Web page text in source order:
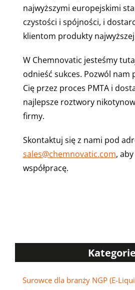
najwyższymi europejskimi
czystości i spójności, i
klientom produkty
W Chemnovatic jesteśmy
odnieść sukces. Pozwól nam
Cię przez proces PMTA i
najlepsze roztwory
firmy.
Skontaktuj się z nami pod
sales@chemnovatic.com,
współpracę.
Kategorie
Surowce dla branży NGP (E-